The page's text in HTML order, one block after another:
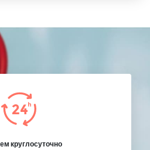
круглосуточно